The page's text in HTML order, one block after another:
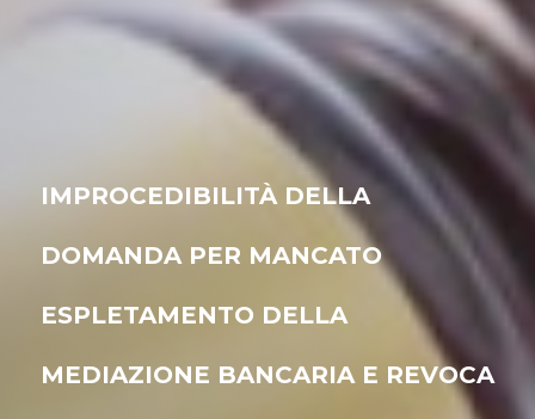
IMPROCEDIBILITÀ DELLA
DOMANDA PER MANCATO
ESPLETAMENTO DELLA
MEDIAZIONE BANCARIA E REVOCA